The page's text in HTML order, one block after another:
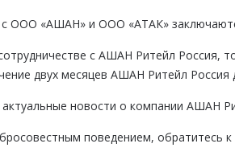
с ООО «АШАН» и ООО «АТАК»
с АШАН Ритейл Россия,
двух месяцев АШАН Ритейл Россия
новости о компании АШАН
поведением, обратитесь к